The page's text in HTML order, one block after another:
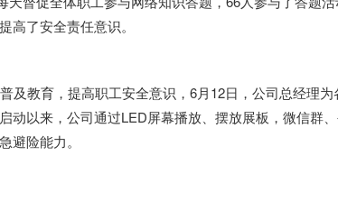
高了安全责任意识。
及教育，提高职工安全意识，6月12日，公司总经理
动以来，公司通过LED屏幕播放、摆放展板，微信
避险能力。